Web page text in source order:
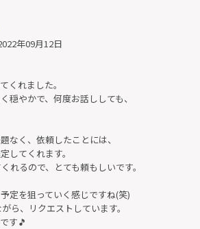
年09月12日
くれました。
穏やかで、何度お話ししても、
なく、依頼したことには、
してくれます。
れるので、とても頼もしいです。
定を狙っていく感じですね(笑)
ら、リクエストしています。
す🎵